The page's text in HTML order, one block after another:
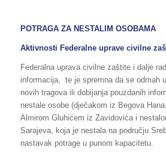
POTRAGA ZA NESTALIM OSOBAMA
Aktivnosti Federalne uprave civilne
Federalna uprava civilne zaštite i dalje
informacija, te je spremna da se odmah
novih tragova ili dobijanja pouzdanih
nestale osobe (dječakom iz Begova
Almirom Gluhićem iz Zavidovića i
Sarajeva, koja je nestala na području
nastavak potrage u punom kapacitetu.